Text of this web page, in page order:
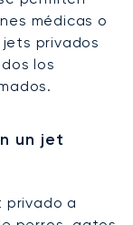
médicas o
privados
los
un jet
privado a